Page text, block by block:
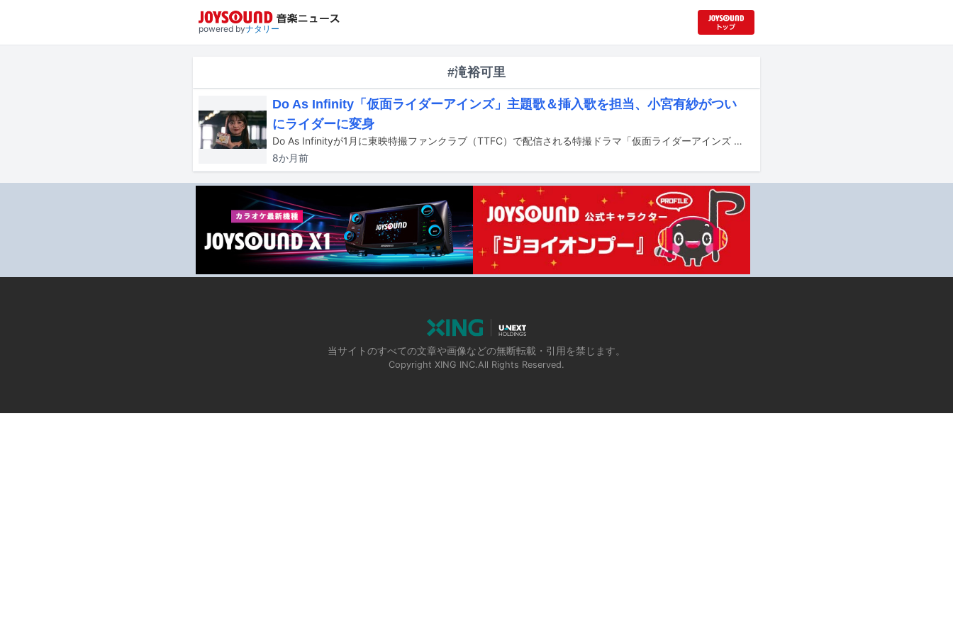
powered byナタリー
#滝裕可里
Do As Infinity「仮面ライダーアインズ」主題歌＆挿入歌を担当、小宮有紗がつい
にライダーに変身
Do As Infinityが1月に東映特撮ファンクラブ（TTFC）で配信される特撮ドラマ「仮面ライダーアインズ withガールズリミックス」の主題歌と挿入歌を担当する。
8か月前
当サイトのすべての文章や画像などの無断転載・引用を禁じます。
Copyright XING INC.All Rights Reserved.